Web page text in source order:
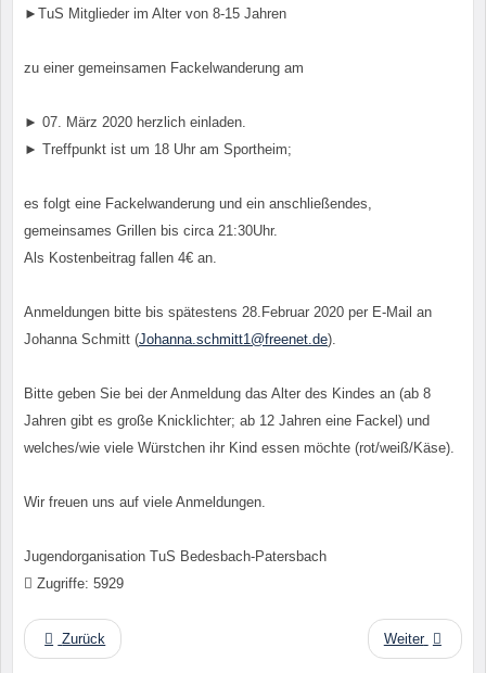
►TuS Mitglieder im Alter von 8-15 Jahren
zu einer gemeinsamen Fackelwanderung am
► 07. März 2020 herzlich einladen.
► Treffpunkt ist um 18 Uhr am Sportheim;
es folgt eine Fackelwanderung und ein anschließendes,
gemeinsames Grillen bis circa 21:30Uhr.
Als Kostenbeitrag fallen 4€ an.
Anmeldungen bitte bis spätestens 28.Februar 2020 per E-Mail an
Johanna Schmitt (Johanna.schmitt1@freenet.de).
Bitte geben Sie bei der Anmeldung das Alter des Kindes an (ab 8
Jahren gibt es große Knicklichter; ab 12 Jahren eine Fackel) und
welches/wie viele Würstchen ihr Kind essen möchte (rot/weiß/Käse).
Wir freuen uns auf viele Anmeldungen.
Jugendorganisation TuS Bedesbach-Patersbach
Zugriffe: 5929
Zurück Weiter